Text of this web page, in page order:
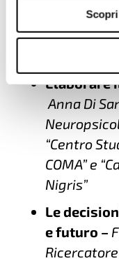
Il comfort
Maura
Ospedale
Elaborare
Anna Di
“Centro
COMA” e
Nigris”
Le
e futuro –